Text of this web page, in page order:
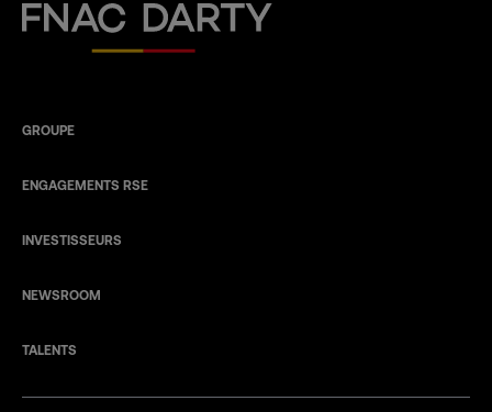
Fnac Darty
GROUPE
ENGAGEMENTS RSE
INVESTISSEURS
NEWSROOM
TALENTS